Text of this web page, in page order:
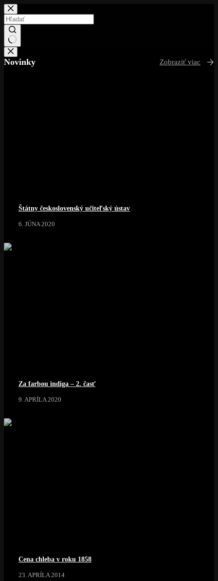
Skip
to
content
No
results
Novinky Zobraziť viac
Štátny československý učiteľský ústav
6. JÚNA 2020
Za farbou indiga – 2. časť
9. APRÍLA 2020
Cena chleba v roku 1858
23. APRÍLA 2014